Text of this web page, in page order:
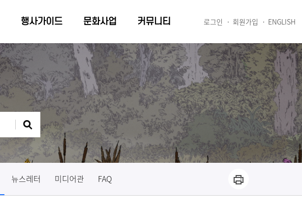
행사가이드 문화사업 커뮤니티 로그인 회원가입 ENGLISH
뉴스레터 미디어관 FAQ